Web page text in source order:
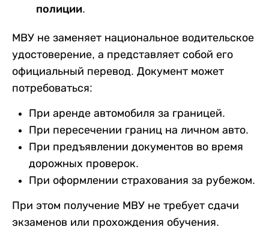
полиции.
МВУ не заменяет национальное водительское
удостоверение, а представляет собой его
официальный перевод. Документ может
потребоваться:
При аренде автомобиля за границей.
При пересечении границ на личном авто.
При предъявлении документов во время
дорожных проверок.
При оформлении страхования за рубежом.
При этом получение МВУ не требует сдачи
экзаменов или прохождения обучения.